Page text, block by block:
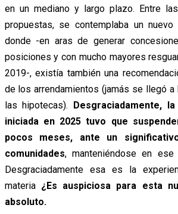
en un mediano y largo plazo. Entre
propuestas, se contemplaba un
donde -en aras de generar
posiciones y con mucho mayores
2019-, existía también una
de los arrendamientos (jamás se llegó a
las hipotecas). Desgraciadamente,
iniciada en 2025 tuvo que
pocos meses, ante un
comunidades, manteniéndose en
Desgraciadamente esa es la
materia ¿Es auspiciosa para esta
absoluto.